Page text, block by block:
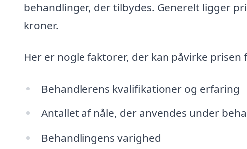
behandlinger, der tilbydes. Generelt ligger
kroner.
Her er nogle faktorer, der kan påvirke
Behandlerens kvalifikationer og erfaring
Antallet af nåle, der anvendes under
Behandlingens varighed